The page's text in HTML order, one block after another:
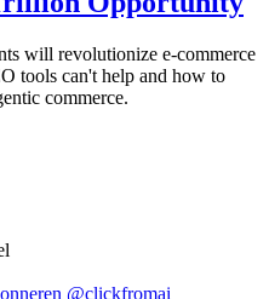
will revolutionize e-commerce
tools can't help and how to
commerce.
@clickfromai